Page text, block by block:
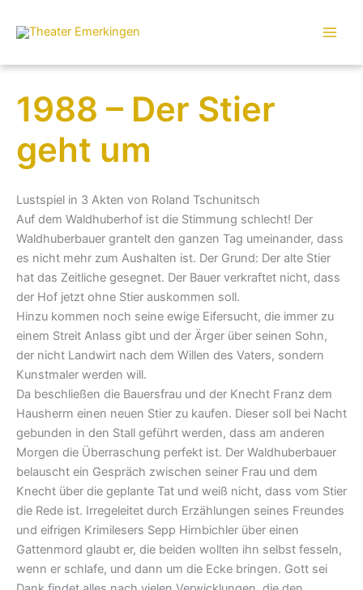
Inhalt
1988 – Der Stier
geht um
Lustspiel in 3 Akten von Roland Tschunitsch
Auf dem Waldhuberhof ist die Stimmung schlecht! Der
Waldhuberbauer grantelt den ganzen Tag umeinander, dass
es nicht mehr zum Aushalten ist. Der Grund: Der alte Stier
hat das Zeitliche gesegnet. Der Bauer verkraftet nicht, dass
der Hof jetzt ohne Stier auskommen soll.
Hinzu kommen noch seine ewige Eifersucht, die immer zu
einem Streit Anlass gibt und der Ärger über seinen Sohn,
der nicht Landwirt nach dem Willen des Vaters, sondern
Kunstmaler werden will.
Da beschließen die Bauersfrau und der Knecht Franz dem
Hausherrn einen neuen Stier zu kaufen. Dieser soll bei Nacht
gebunden in den Stall geführt werden, dass am anderen
Morgen die Überraschung perfekt ist. Der Waldhuberbauer
belauscht ein Gespräch zwischen seiner Frau und dem
Knecht über die geplante Tat und weiß nicht, dass vom Stier
die Rede ist. Irregeleitet durch Erzählungen seines Freundes
und eifrigen Krimilesers Sepp Hirnbichler über einen
Gattenmord glaubt er, die beiden wollten ihn selbst fesseln,
wenn er schlafe, und dann um die Ecke bringen. Gott sei